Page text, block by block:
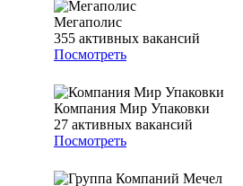
Мегаполис
355 активных вакансий
Посмотреть
Компания Мир Упаковки
27 активных вакансий
Посмотреть